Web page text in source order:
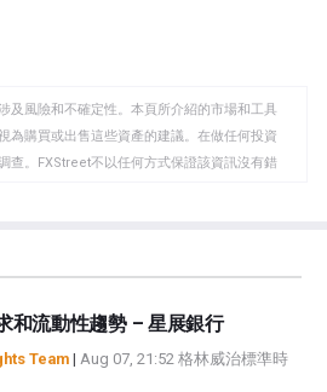
及風險和不確定性。本頁所介紹的市場和工具
為購買或出售這些資產的建議。在做任何投資
查。FXStreet不以任何方式保證該資訊沒有錯
告商的官方政策或立場。作者不對本頁連結的
在撰寫本文時，作者在本文中提到的任何股票
到的任何公司有業務關係。除了FXStreet，作
。
和流動性趨勢 – 星展銀行
Team | Aug 07, 21:52 格林威治標準時